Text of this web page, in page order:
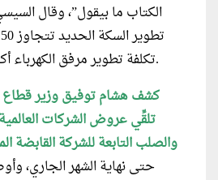
الكتاب ما بيقول”، وقال
تكلفة تطوير مرفق الكهرباء أكثر من 600 مليار جنيه.
كشف هشام توفيق وزير قطاع
تلقِّي عروض الشركات
والصلب التابعة للشركة القابضة
حتى نهاية الشهر الجاري،